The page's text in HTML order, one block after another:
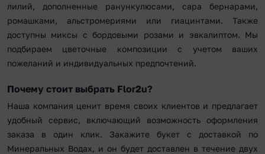
лилий, дополненные ранункулюсами, сара бернарами,
ромашками, альстромериями или гиацинтами. Также
доступны миксы с бордовыми розами и эвкалиптом. Мы
подбираем цветочные композиции с учетом ваших
пожеланий и индивидуальных предпочтений.
Почему стоит выбрать Flor2u?
Наша компания ценит время своих клиентов и предлагает
удобный сервис, включающий возможность оформления
заказа в один клик. Закажите букет с доставкой по
Минеральных Водах, и он будет доставлен в течение двух